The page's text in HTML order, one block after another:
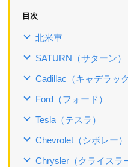
目次
北米車
SATURN（サターン）
Cadillac（キャデラック
Ford（フォード）
Tesla（テスラ）
Chevrolet（シボレー）
Chrysler（クライスラ